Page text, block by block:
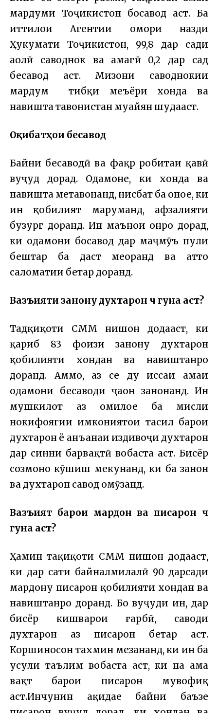
мардуми Тоҷикистон босавод аст. Ба
иттилои Агентии омори назди
Ҳукумати Тоҷикистон, 99,8 дар сади
аҳолӣ саводнок ва ҳамагӣ 0,2 дар сад
бесавод аст. Мизони саводнокии
мардум тибқи меъёри хонда ва
навишта тавонистан муайян шудааст.
Оқибатҳои бесаводӣ
Байни бесаводӣ ва фақр робитаи қавӣ
вуҷуд дорад. Одамоне, ки хонда ва
навишта метавонанд, нисбат ба онҳое, ки
ин қобилият маҳруманд, афзалияти
бузург доранд. Ин маънои онро дорад,
ки одамони босавод дар маҷмӯъ пули
бештар ба даст меоранд ва ҳатто
саломатии беҳтар доранд.
Вазъияти занону духтарон чӣ гуна аст?
Тадқиқоти СММ нишон додааст, ки
қариб 83 фоизи занону духтарон
қобилияти хондан ва навиштанро
доранд. Аммо, аз се ду ҳиссаи ҳамаи
одамони бесаводи ҷаҳон занонанд. Ин
мушкилот аз омилҳое ба мисли
нокифоягии имкониятҳои таҳсил барои
духтарон ё анъанаи издивоҷи духтарон
дар синни барвақтӣ вобаста аст. Бисёр
созмонҳо кӯшиш мекунанд, ки ба занон
ва духтарон савод омӯзанд.
Вазъият барои мардон ва писарон чӣ
гуна аст?
Ҳамин таҳқиқоти СММ нишон додааст,
ки дар сатҳи байналмилалӣ 90 дарсади
мардону писарон қобилияти хондан ва
навиштанро доранд. Бо вуҷуди ин, дар
бисёр кишварҳои ғарбӣ, саводи
духтарон аз писарон беҳтар аст.
Коршиносон тахмин мезананд, ки ин ба
усули таълим вобаста аст, ки на ҳама
вақт барои писарон мувофиқ
аст.Инчунин ақидае байни баъзе